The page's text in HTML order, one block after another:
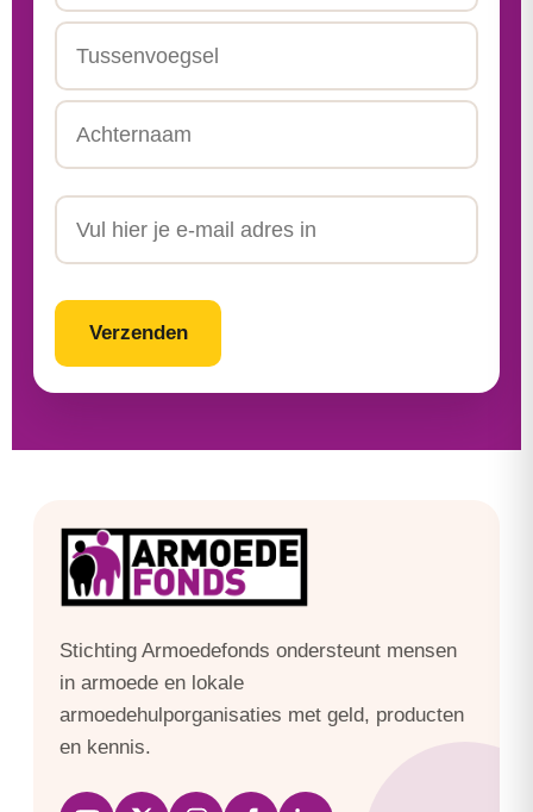
Voornaam
Tussenvoegsel
Achternaam
CAPTCHA
Stichting Armoedefonds ondersteunt mensen
in armoede en lokale
armoedehulporganisaties met geld, producten
en kennis.